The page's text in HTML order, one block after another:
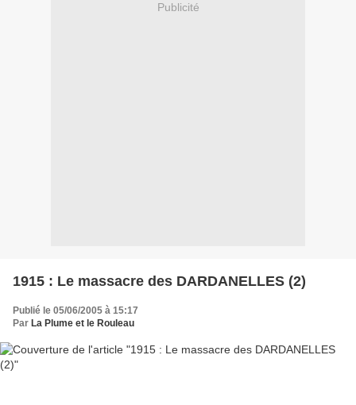
Publicité
1915 : Le massacre des DARDANELLES (2)
Publié le 05/06/2005 à 15:17
Par La Plume et le Rouleau